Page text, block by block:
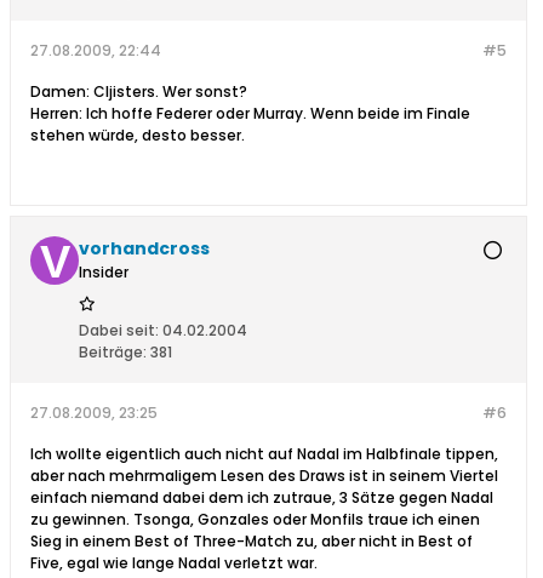
#5
27.08.2009, 22:44
Damen: Cljisters. Wer sonst?
Herren: Ich hoffe Federer oder Murray. Wenn beide im Finale
stehen würde, desto besser.
vorhandcross
Insider
Dabei seit: 04.02.2004
Beiträge: 381
#6
27.08.2009, 23:25
Ich wollte eigentlich auch nicht auf Nadal im Halbfinale tippen,
aber nach mehrmaligem Lesen des Draws ist in seinem Viertel
einfach niemand dabei dem ich zutraue, 3 Sätze gegen Nadal
zu gewinnen. Tsonga, Gonzales oder Monfils traue ich einen
Sieg in einem Best of Three-Match zu, aber nicht in Best of
Five, egal wie lange Nadal verletzt war.